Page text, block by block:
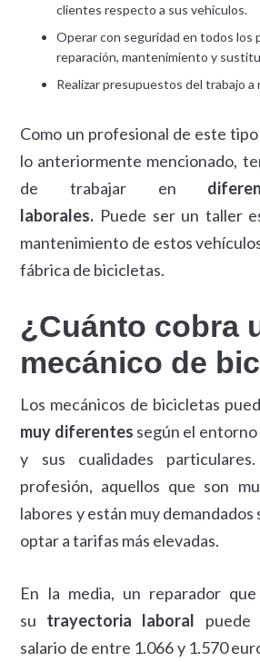
clientes respecto a sus vehículos.
Operar con seguridad en todos los
reparación, mantenimiento y
Realizar presupuestos del trabajo a
Como un profesional de este
lo anteriormente mencionado,
de trabajar en
laborales. Puede ser un taller
mantenimiento de estos
fábrica de bicicletas.
¿Cuánto cobra
mecánico de
Los mecánicos de bicicletas
muy diferentes según el
y sus cualidades
profesión, aquellos que son
labores y están muy
optar a tarifas más elevadas.
En la media, un reparador
su trayectoria laboral puede
salario de entre 1.066 y 1.570